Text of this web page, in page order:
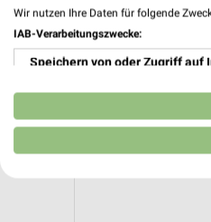
Wir nutzen Ihre Daten für folgende
IAB-Verarbeitungszwecke:
Speichern von oder Zugriff auf
Verwendung reduzierter Daten
Erstellung von Profilen für